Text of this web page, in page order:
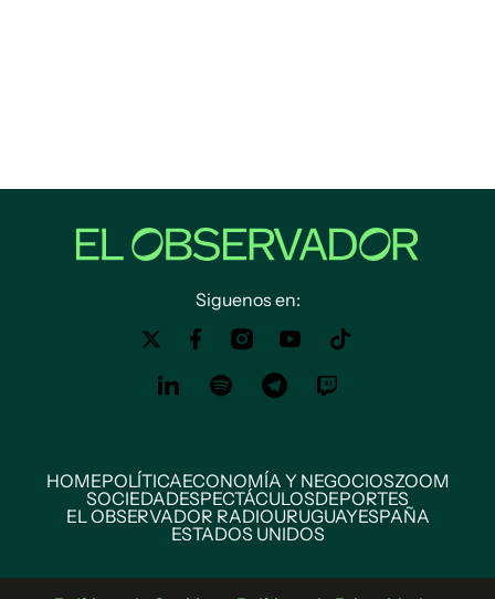
Siguenos en:
HOMEPOLÍTICAECONOMÍA Y NEGOCIOSZOOM
SOCIEDADESPECTÁCULOSDEPORTES
EL OBSERVADOR RADIOURUGUAYESPAÑA
ESTADOS UNIDOS